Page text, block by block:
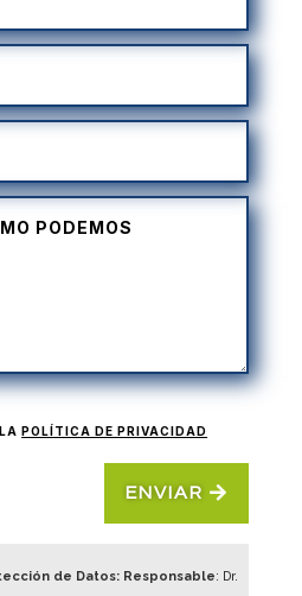
POLÍTICA DE PRIVACIDAD
ENVIAR
de Datos: Responsable: Dr.